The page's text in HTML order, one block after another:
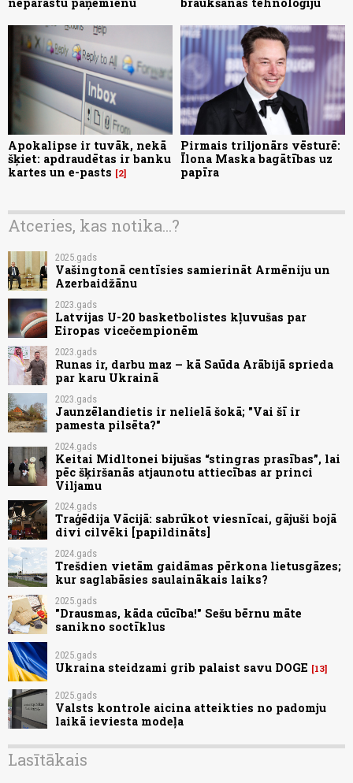
Apokalipse ir tuvāk, nekā
šķiet: apdraudētas ir banku
kartes un e-pasts
2
Pirmais triljonārs vēsturē:
Īlona Maska bagātības uz
papīra
Atceries, kas notika...?
2025.gads
Vašingtonā centīsies samierināt Armēniju un
Azerbaidžānu
2023.gads
Latvijas U-20 basketbolistes kļuvušas par
Eiropas vicečempionēm
2023.gads
Runas ir, darbu maz – kā Saūda Arābijā sprieda
par karu Ukrainā
2023.gads
Jaunzēlandietis ir nelielā šokā; "Vai šī ir
pamesta pilsēta?"
2024.gads
Keitai Midltonei bijušas “stingras prasības”, lai
pēc šķiršanās atjaunotu attiecības ar princi
Viljamu
2024.gads
Traģēdija Vācijā: sabrūkot viesnīcai, gājuši bojā
divi cilvēki [papildināts]
2024.gads
Trešdien vietām gaidāmas pērkona lietusgāzes;
kur saglabāsies saulainākais laiks?
2025.gads
"Drausmas, kāda cūcība!" Sešu bērnu māte
sanikno soctīklus
2025.gads
Ukraina steidzami grib palaist savu DOGE 13
2025.gads
Valsts kontrole aicina atteikties no padomju
laikā ieviesta modeļa
Lasītākais